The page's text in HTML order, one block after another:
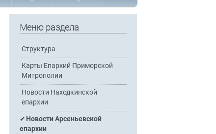
Меню раздела
Структура
Карты Епархий Приморской
Митрополии
Новости Находкинской
епархии
Новости Арсеньевской
епархии